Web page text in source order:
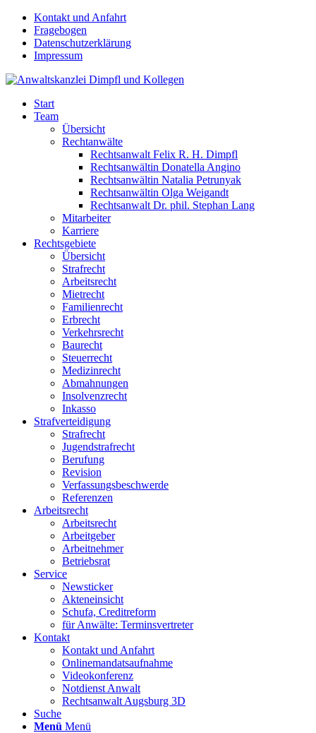
Kontakt und Anfahrt
Fragebogen
Datenschutzerklärung
Impressum
Start
Team
Übersicht
Rechtanwälte
Rechtsanwalt Felix R. H. Dimpfl
Rechtsanwältin Donatella Angino
Rechtsanwältin Natalia Petrunyak
Rechtsanwältin Olga Weigandt
Rechtsanwalt Dr. phil. Stephan Lang
Mitarbeiter
Karriere
Rechtsgebiete
Übersicht
Strafrecht
Arbeitsrecht
Mietrecht
Familienrecht
Erbrecht
Verkehrsrecht
Baurecht
Steuerrecht
Medizinrecht
Abmahnungen
Insolvenzrecht
Inkasso
Strafverteidigung
Strafrecht
Jugendstrafrecht
Berufung
Revision
Verfassungsbeschwerde
Referenzen
Arbeitsrecht
Arbeitsrecht
Arbeitgeber
Arbeitnehmer
Betriebsrat
Service
Newsticker
Akteneinsicht
Schufa, Creditreform
für Anwälte: Terminsvertreter
Kontakt
Kontakt und Anfahrt
Onlinemandatsaufnahme
Videokonferenz
Notdienst Anwalt
Rechtsanwalt Augsburg 3D
Suche
Menü Menü